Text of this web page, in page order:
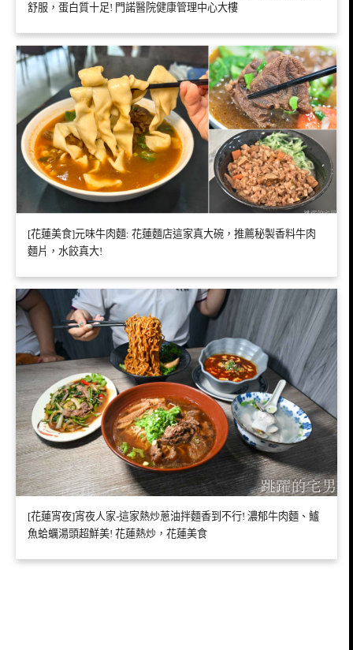
舒服，蛋白質十足! 門諾醫院健康管理中心大樓
[花蓮美食]元味牛肉麵: 花蓮麵店這家真大碗，推薦秘製香料牛肉
麵片，水餃真大!
[花蓮宵夜]宵夜人家-這家熱炒蔥油拌麵香到不行! 濃郁牛肉麵、鱸
魚蛤蠣湯頭超鮮美! 花蓮熱炒，花蓮美食